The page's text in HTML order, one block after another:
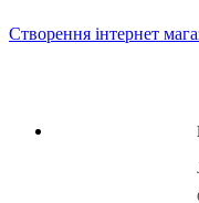
Створення інтернет